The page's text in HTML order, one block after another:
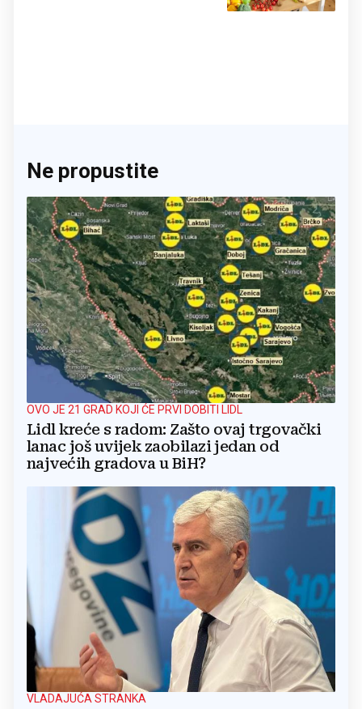
Ne propustite
OVO JE 21 GRAD KOJI ĆE PRVI DOBITI LIDL
Lidl kreće s radom: Zašto ovaj trgovački
lanac još uvijek zaobilazi jedan od
najvećih gradova u BiH?
VLADAJUĆA STRANKA